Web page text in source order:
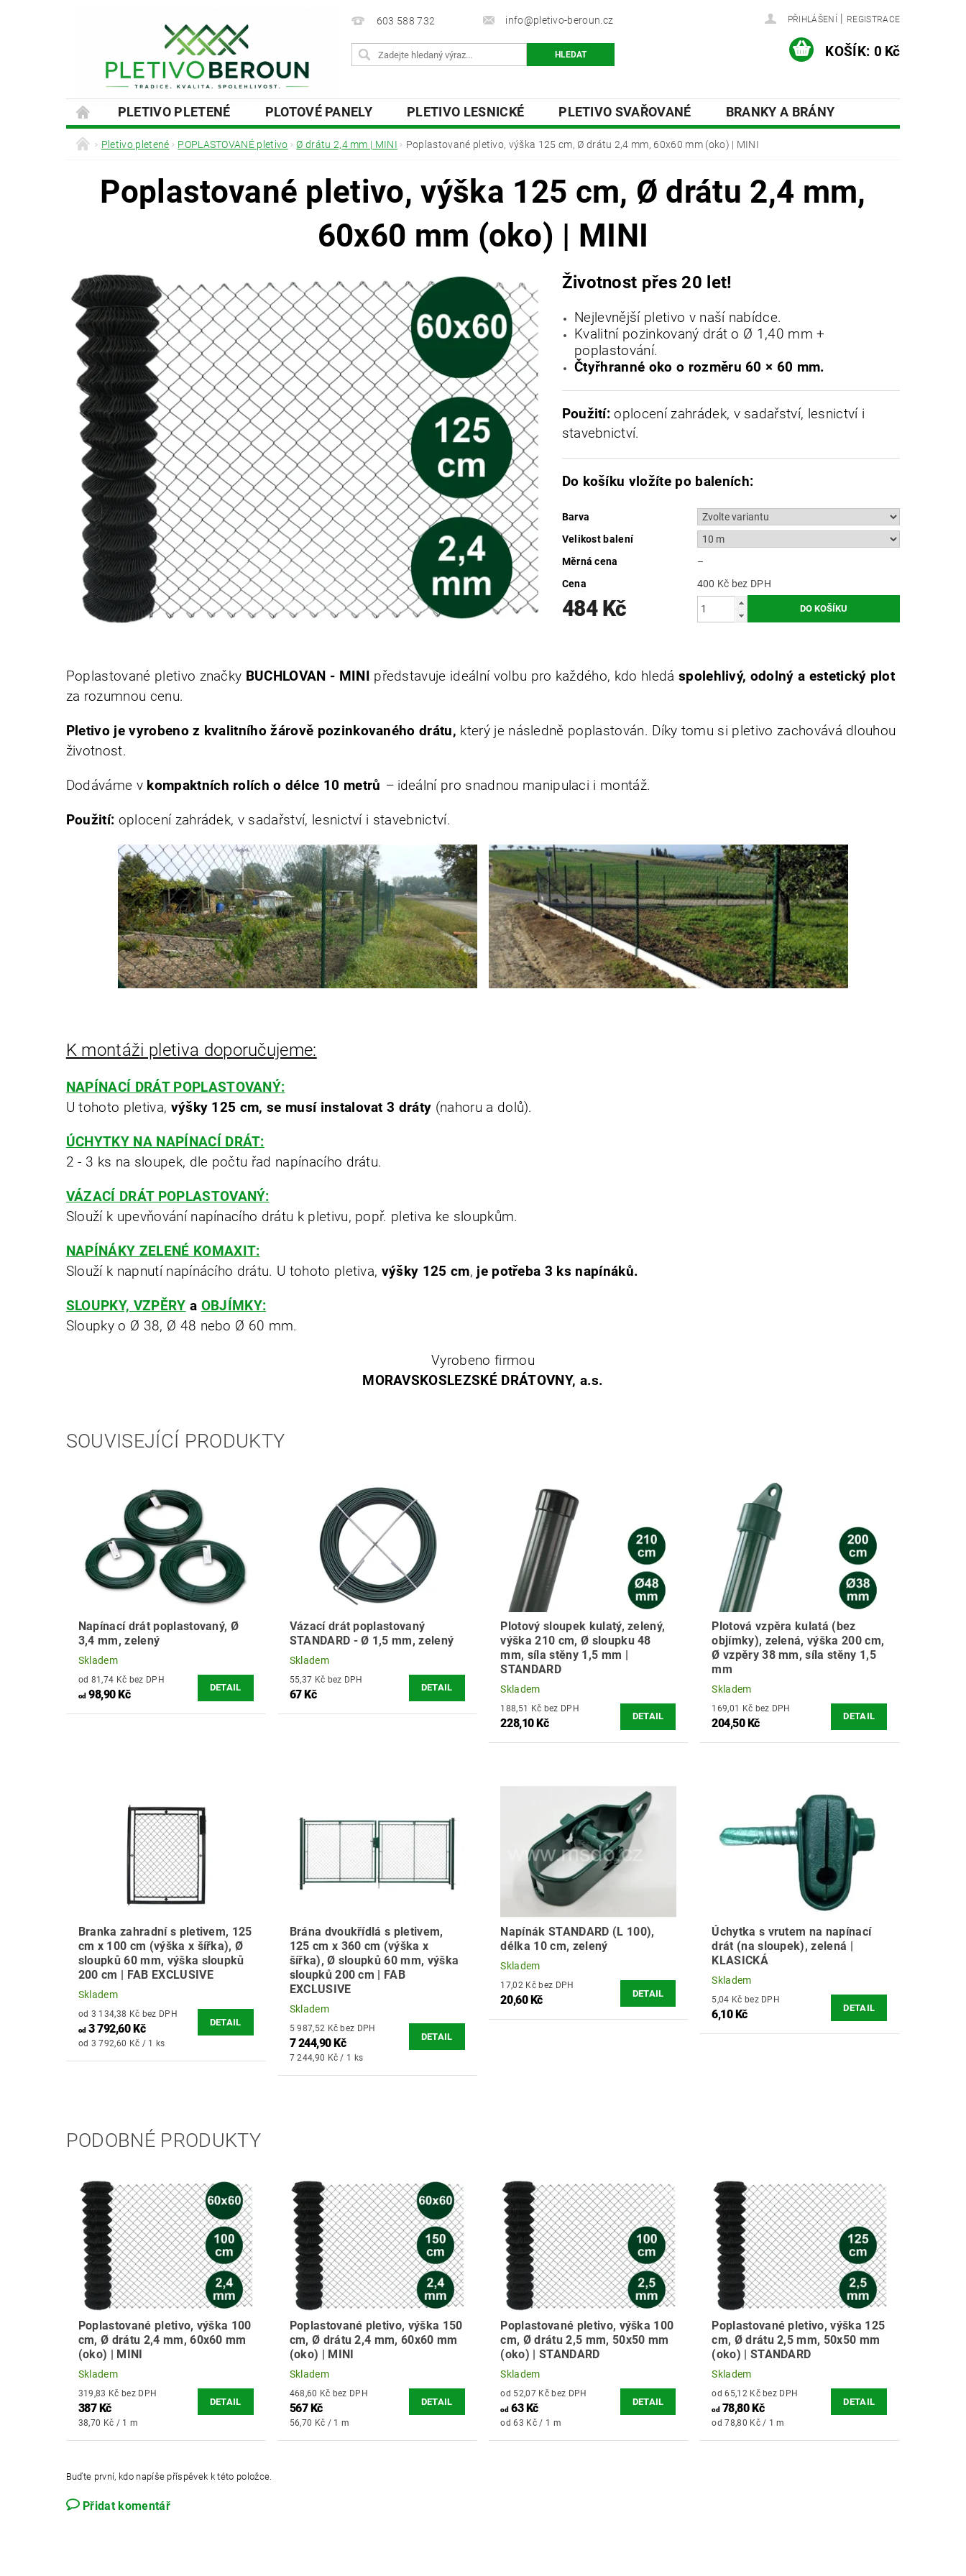
603 588 732 info@pletivo-beroun.cz PŘIHLÁŠENÍ | REGISTRACE
KOŠÍK: 0 Kč
PLETIVO PLETENÉ PLOTOVÉ PANELY PLETIVO LESNICKÉ PLETIVO SVAŘOVANÉ
BRANKY A BRÁNY
SLOUPKY A VZPĚRY
PODHRABOVÉ DESKY OSTNATÉ A ŽILETKOVÉ DRÁTY
PŘÍSLUŠENSTVÍ A DOPLŇKY
Pletivo pletené POPLASTOVANÉ pletivo Ø drátu 2,4 mm | MINI Poplastované pletivo, výška 125 cm, Ø drátu 2,4 mm, 60x60 mm (oko) | MINI
Poplastované pletivo, výška 125 cm, Ø drátu 2,4 mm,
60x60 mm (oko) | MINI
Životnost přes 20 let!
Nejlevnější pletivo v naší nabídce.
Kvalitní pozinkovaný drát o Ø 1,40 mm +
poplastování.
Čtyřhranné oko o rozměru 60 × 60 mm.
Použití: oplocení zahrádek, v sadařství, lesnictví i
stavebnictví.
Do košíku vložíte po baleních:
Barva
Velikost balení
Měrná cena
–
Cena
400 Kč bez DPH
484 Kč
Poplastované pletivo značky BUCHLOVAN - MINI představuje ideální volbu pro každého, kdo hledá spolehlivý, odolný a estetický plot
za rozumnou cenu.
Pletivo je vyrobeno z kvalitního žárově pozinkovaného drátu, který je následně poplastován. Díky tomu si pletivo zachovává dlouhou
životnost.
Dodáváme v kompaktních rolích o délce 10 metrů – ideální pro snadnou manipulaci i montáž.
Použití: oplocení zahrádek, v sadařství, lesnictví i stavebnictví.
K montáži pletiva doporučujeme:
NAPÍNACÍ DRÁT POPLASTOVANÝ:
U tohoto pletiva, výšky 125 cm, se musí instalovat 3 dráty (nahoru a dolů).
ÚCHYTKY NA NAPÍNACÍ DRÁT:
2 - 3 ks na sloupek, dle počtu řad napínacího drátu.
VÁZACÍ DRÁT POPLASTOVANÝ:
Slouží k upevňování napínacího drátu k pletivu, popř. pletiva ke sloupkům.
NAPÍNÁKY ZELENÉ KOMAXIT:
Slouží k napnutí napínácího drátu. U tohoto pletiva, výšky 125 cm, je potřeba 3 ks napínáků.
SLOUPKY, VZPĚRY a OBJÍMKY:
Sloupky o Ø 38, Ø 48 nebo Ø 60 mm.
Vyrobeno firmou
MORAVSKOSLEZSKÉ DRÁTOVNY, a.s.
SOUVISEJÍCÍ PRODUKTY
Napínací drát poplastovaný, Ø
3,4 mm, zelený
Skladem
od 81,74 Kč bez DPH
od98,90 Kč DETAIL
Vázací drát poplastovaný
STANDARD - Ø 1,5 mm, zelený
Skladem
55,37 Kč bez DPH
67 Kč DETAIL
Plotový sloupek kulatý, zelený,
výška 210 cm, Ø sloupku 48
mm, síla stěny 1,5 mm |
STANDARD
Skladem
188,51 Kč bez DPH
228,10 Kč DETAIL
Plotová vzpěra kulatá (bez
objímky), zelená, výška 200 cm,
Ø vzpěry 38 mm, síla stěny 1,5
mm
Skladem
169,01 Kč bez DPH
204,50 Kč DETAIL
Branka zahradní s pletivem, 125
cm x 100 cm (výška x šířka), Ø
sloupků 60 mm, výška sloupků
200 cm | FAB EXCLUSIVE
Skladem
od 3 134,38 Kč bez DPH
od3 792,60 Kč
od 3 792,60 Kč / 1 ks
DETAIL
Brána dvoukřídlá s pletivem,
125 cm x 360 cm (výška x
šířka), Ø sloupků 60 mm, výška
sloupků 200 cm | FAB
EXCLUSIVE
Skladem
5 987,52 Kč bez DPH
7 244,90 Kč
7 244,90 Kč / 1 ks
DETAIL
Napínák STANDARD (L 100),
délka 10 cm, zelený
Skladem
17,02 Kč bez DPH
20,60 Kč DETAIL
Úchytka s vrutem na napínací
drát (na sloupek), zelená |
KLASICKÁ
Skladem
5,04 Kč bez DPH
6,10 Kč DETAIL
PODOBNÉ PRODUKTY
Poplastované pletivo, výška 100
cm, Ø drátu 2,4 mm, 60x60 mm
(oko) | MINI
Skladem
319,83 Kč bez DPH
387 Kč
38,70 Kč / 1 m
DETAIL
Poplastované pletivo, výška 150
cm, Ø drátu 2,4 mm, 60x60 mm
(oko) | MINI
Skladem
468,60 Kč bez DPH
567 Kč
56,70 Kč / 1 m
DETAIL
Poplastované pletivo, výška 100
cm, Ø drátu 2,5 mm, 50x50 mm
(oko) | STANDARD
Skladem
od 52,07 Kč bez DPH
od63 Kč
od 63 Kč / 1 m
DETAIL
Poplastované pletivo, výška 125
cm, Ø drátu 2,5 mm, 50x50 mm
(oko) | STANDARD
Skladem
od 65,12 Kč bez DPH
od78,80 Kč
od 78,80 Kč / 1 m
DETAIL
Buďte první, kdo napíše příspěvek k této položce.
Přidat komentář